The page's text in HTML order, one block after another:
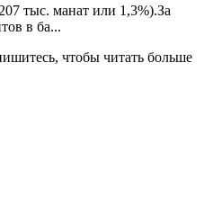
тыс. манат или 1,3%).За
в ба...
чтобы читать больше